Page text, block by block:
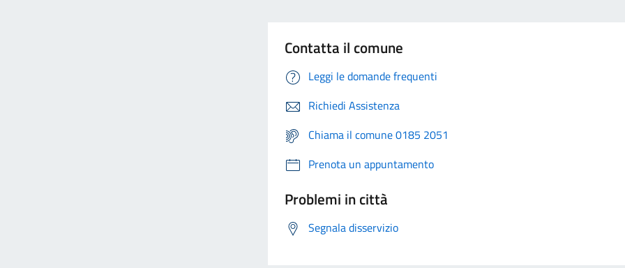
Contatta il comune
Leggi le domande frequenti
Richiedi Assistenza
Chiama il comune 0185 2051
Prenota un appuntamento
Problemi in città
Segnala disservizio